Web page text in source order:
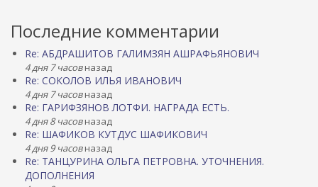
Последние комментарии
Re: АБДРАШИТОВ ГАЛИМЗЯН АШРАФЬЯНОВИЧ
4 дня 7 часовназад
Re: СОКОЛОВ ИЛЬЯ ИВАНОВИЧ
4 дня 7 часовназад
Re: ГАРИФЗЯНОВ ЛОТФИ. НАГРАДА ЕСТЬ.
4 дня 8 часовназад
Re: ШАФИКОВ КУТДУС ШАФИКОВИЧ
4 дня 9 часовназад
Re: ТАНЦУРИНА ОЛЬГА ПЕТРОВНА. УТОЧНЕНИЯ.
ДОПОЛНЕНИЯ